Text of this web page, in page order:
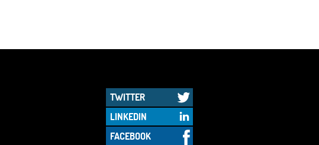
TWITTER
LINKEDIN
FACEBOOK